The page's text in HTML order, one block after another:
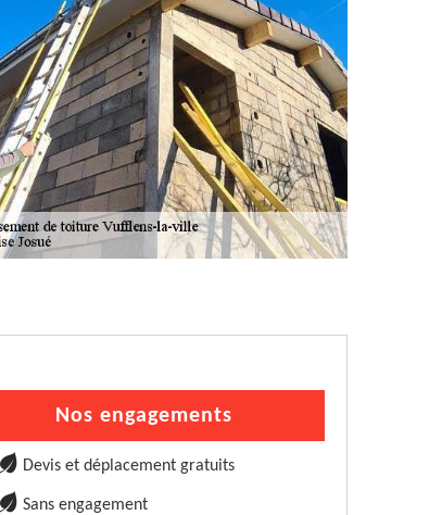
Nos engagements
Devis et déplacement gratuits
Sans engagement